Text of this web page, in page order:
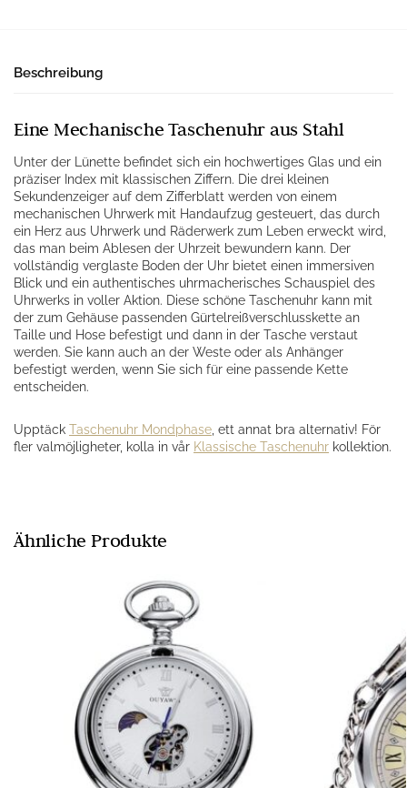
Beschreibung
Eine Mechanische Taschenuhr aus Stahl
Unter der Lünette befindet sich ein hochwertiges Glas und ein
präziser Index mit klassischen Ziffern. Die drei kleinen
Sekundenzeiger auf dem Zifferblatt werden von einem
mechanischen Uhrwerk mit Handaufzug gesteuert, das durch
ein Herz aus Uhrwerk und Räderwerk zum Leben erweckt wird,
das man beim Ablesen der Uhrzeit bewundern kann. Der
vollständig verglaste Boden der Uhr bietet einen immersiven
Blick und ein authentisches uhrmacherisches Schauspiel des
Uhrwerks in voller Aktion. Diese schöne Taschenuhr kann mit
der zum Gehäuse passenden Gürtelreißverschlusskette an
Taille und Hose befestigt und dann in der Tasche verstaut
werden. Sie kann auch an der Weste oder als Anhänger
befestigt werden, wenn Sie sich für eine passende Kette
entscheiden.
Upptäck Taschenuhr Mondphase , ett annat bra alternativ! För
fler valmöjligheter, kolla in vår Klassische Taschenuhr kollektion.
Ähnliche Produkte